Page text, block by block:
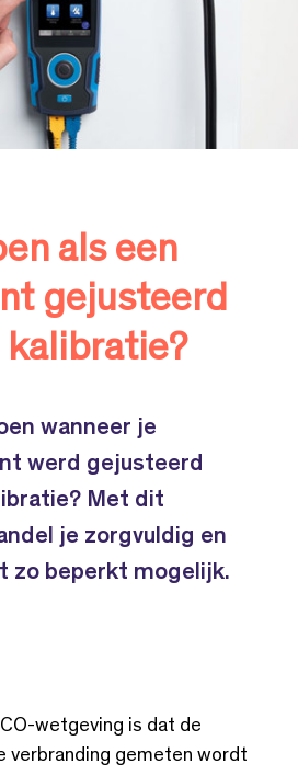
als een
gejusteerd
kalibratie?
wanneer je
werd gejusteerd
Met dit
je zorgvuldig en
zo beperkt mogelijk.
wetgeving is dat de
verbranding gemeten wordt